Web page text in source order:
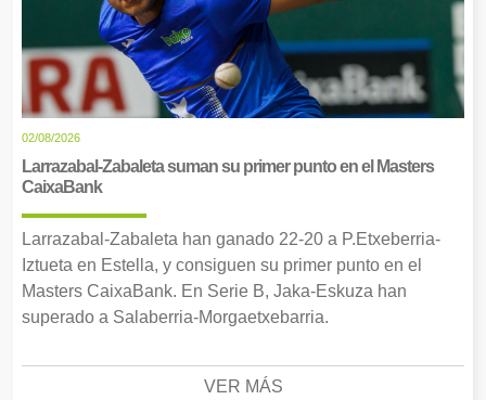
02/08/2026
Larrazabal-Zabaleta suman su primer punto en el Masters
CaixaBank
Larrazabal-Zabaleta han ganado 22-20 a P.Etxeberria-
Iztueta en Estella, y consiguen su primer punto en el
Masters CaixaBank. En Serie B, Jaka-Eskuza han
superado a Salaberria-Morgaetxebarria.
VER MÁS